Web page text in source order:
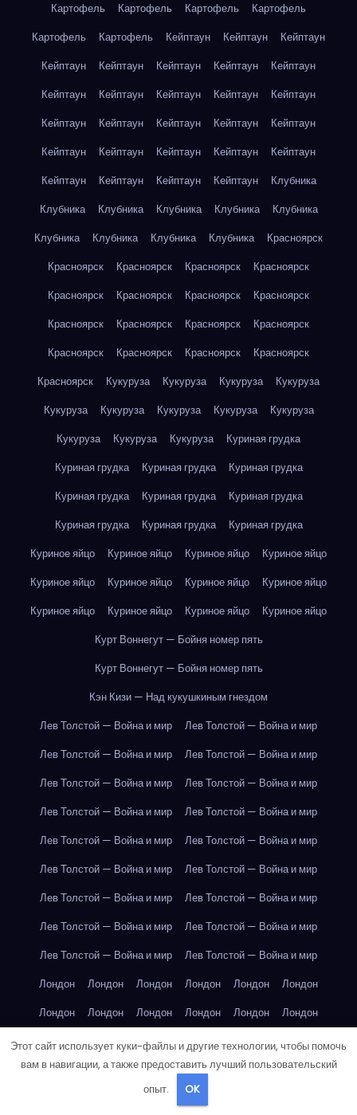
Картофель
Картофель Картофель
Картофель
Картофель
Картофель Кейптаун Кейптаун
Кейптаун
Кейптаун
Кейптаун Кейптаун Кейптаун
Кейптаун
Кейптаун
Кейптаун Кейптаун Кейптаун
Кейптаун
Кейптаун
Кейптаун Кейптаун Кейптаун
Кейптаун
Кейптаун
Кейптаун Кейптаун Кейптаун
Кейптаун
Кейптаун
Кейптаун Кейптаун Кейптаун
Клубника
Клубника
Клубника Клубника Клубника
Клубника
Клубника
Клубника Клубника Клубника
Красноярск
Красноярск
Красноярск Красноярск
Красноярск
Красноярск
Красноярск Красноярск
Красноярск
Красноярск
Красноярск Красноярск
Красноярск
Красноярск
Красноярск Красноярск
Красноярск
Красноярск
Кукуруза Кукуруза Кукуруза
Кукуруза
Кукуруза
Кукуруза Кукуруза Кукуруза
Кукуруза
Кукуруза
Кукуруза Кукуруза
Куриная грудка
Куриная грудка
Куриная грудка
Куриная грудка
Куриная грудка
Куриная грудка
Куриная грудка
Куриная грудка
Куриная грудка
Куриная грудка
Куриное яйцо
Куриное яйцо Куриное яйцо
Куриное яйцо
Куриное яйцо
Куриное яйцо Куриное яйцо
Куриное яйцо
Куриное яйцо
Куриное яйцо Куриное яйцо
Куриное яйцо
Курт Воннегут — Бойня номер пять
Курт Воннегут — Бойня номер пять
Кэн Кизи — Над кукушкиным гнездом
Лев Толстой — Война и мир
Лев Толстой — Война и мир
Лев Толстой — Война и мир
Лев Толстой — Война и мир
Лев Толстой — Война и мир
Лев Толстой — Война и мир
Лев Толстой — Война и мир
Лев Толстой — Война и мир
Лев Толстой — Война и мир
Лев Толстой — Война и мир
Лев Толстой — Война и мир
Лев Толстой — Война и мир
Лев Толстой — Война и мир
Лев Толстой — Война и мир
Лев Толстой — Война и мир
Лев Толстой — Война и мир
Лев Толстой — Война и мир
Лев Толстой — Война и мир
Лондон
Лондон Лондон Лондон Лондон
Лондон
Лондон
Лондон Лондон Лондон Лондон
Лондон
Лондон
Лондон Лондон Лондон Лондон
Лондон
Лондон
Лондон Лондон Лондон
Лос-Анджелес
Этот сайт использует куки-файлы и другие технологии, чтобы помочь
вам в навигации, а также предоставить лучший пользовательский
опыт.
OK